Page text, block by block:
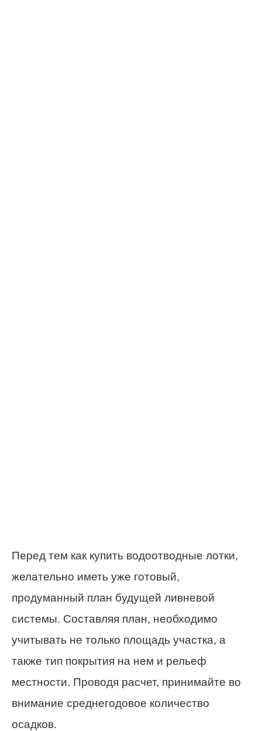
Перед тем как купить водоотводные лотки,
желательно иметь уже готовый,
продуманный план будущей ливневой
системы. Составляя план, необходимо
учитывать не только площадь участка, а
также тип покрытия на нем и рельеф
местности. Проводя расчет, принимайте во
внимание среднегодовое количество
осадков.